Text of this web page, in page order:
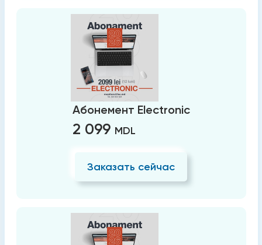
Абонемент Electronic
2 099 MDL
Заказать сейчас